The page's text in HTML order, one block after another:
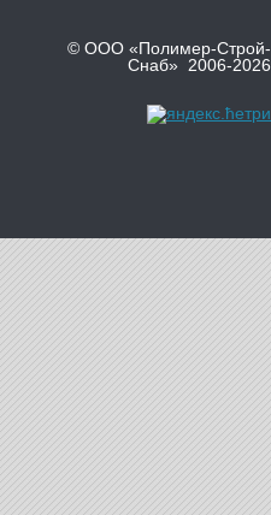
© ООО «Полимер-Строй-
Снаб» 2006-2026